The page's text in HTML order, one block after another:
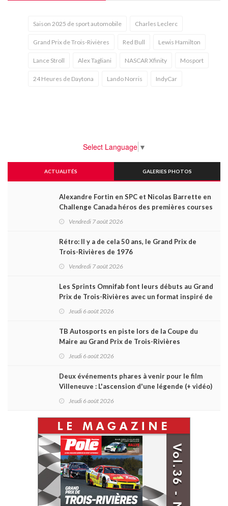
Saison 2025 de sport automobile Charles Leclerc
Grand Prix de Trois-Rivières Red Bull Lewis Hamilton
Lance Stroll Alex Tagliani NASCAR Xfinity Mosport
24 Heures de Daytona Lando Norris IndyCar
Select Language ▼
ACTUALITÉS GALERIES PHOTOS
Alexandre Fortin en SPC et Nicolas Barrette en
Challenge Canada héros des premières courses
Vendredi 7 août 2026
Rétro: Il y a de cela 50 ans, le Grand Prix de
Trois-Rivières de 1976
Vendredi 7 août 2026
Les Sprints Omnifab font leurs débuts au Grand
Prix de Trois-Rivières avec un format inspiré de
Jeudi 6 août 2026
TB Autosports en piste lors de la Coupe du
Maire au Grand Prix de Trois-Rivières
Jeudi 6 août 2026
Deux événements phares à venir pour le film
Villeneuve : L'ascension d'une légende (+ vidéo)
Jeudi 6 août 2026